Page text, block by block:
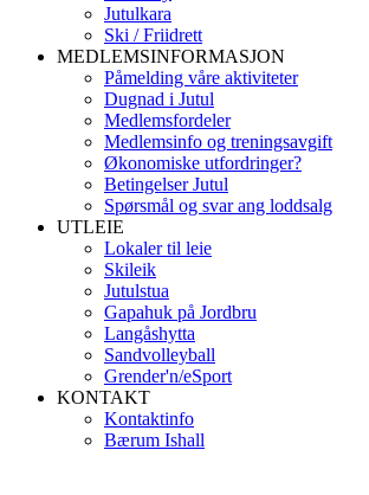
Jutulkara
Ski / Friidrett
MEDLEMSINFORMASJON
Påmelding våre aktiviteter
Dugnad i Jutul
Medlemsfordeler
Medlemsinfo og treningsavgift
Økonomiske utfordringer?
Betingelser Jutul
Spørsmål og svar ang loddsalg
UTLEIE
Lokaler til leie
Skileik
Jutulstua
Gapahuk på Jordbru
Langåshytta
Sandvolleyball
Grender'n/eSport
KONTAKT
Kontaktinfo
Bærum Ishall